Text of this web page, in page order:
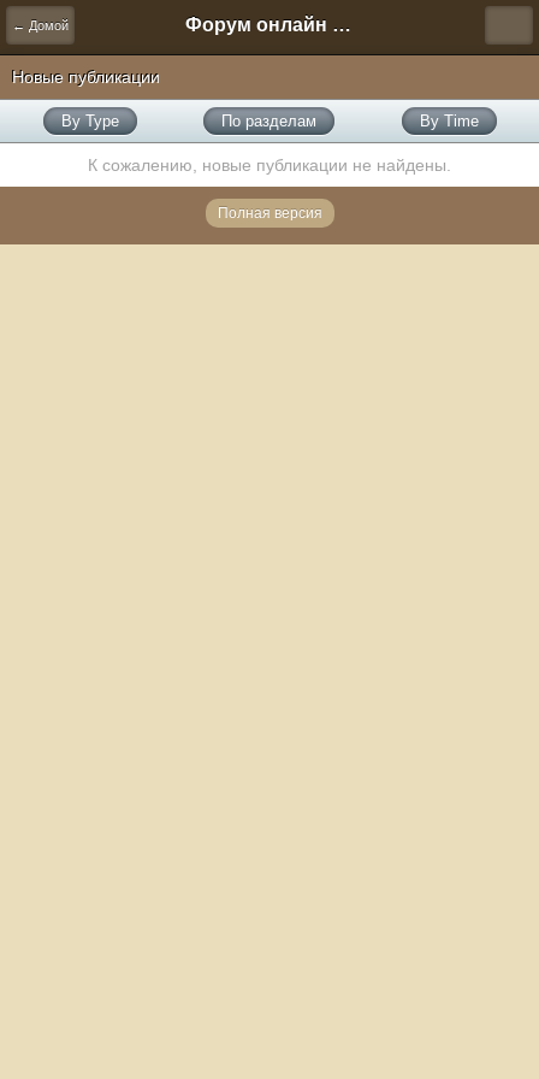
← Домой Форум онлайн игры "Новая Эра" (Нюра Биз)
Новые публикации
By Type По разделам By Time
К сожалению, новые публикации не найдены.
Полная версия